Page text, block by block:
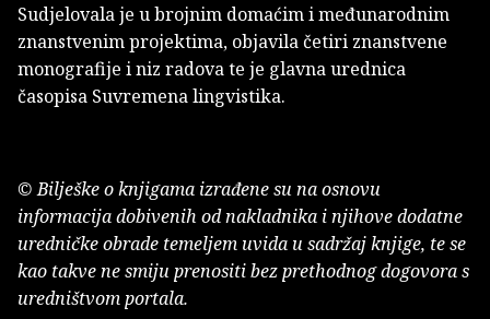
Sudjelovala je u brojnim domaćim i međunarodnim
znanstvenim projektima, objavila četiri znanstvene
monografije i niz radova te je glavna urednica
časopisa Suvremena lingvistika.
© Bilješke o knjigama izrađene su na osnovu
informacija dobivenih od nakladnika i njihove dodatne
uredničke obrade temeljem uvida u sadržaj knjige, te se
kao takve ne smiju prenositi bez prethodnog dogovora s
uredništvom portala.